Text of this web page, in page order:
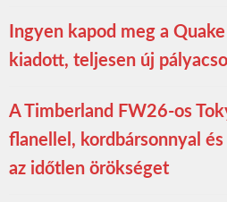
Ingyen kapod meg a
kiadott, teljesen új
A Timberland FW26-os
flanellel, kordbársonnyal
az időtlen örökséget